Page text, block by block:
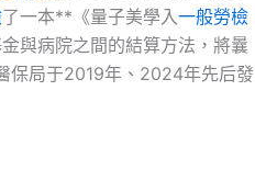
了一本**《量子美學入一般勞檢
與病院之間的結算方法，將曩
保局于2019年、2024年先后發